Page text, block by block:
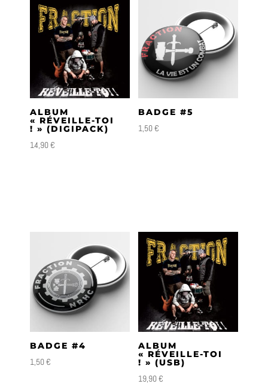
ALBUM
« RÉVEILLE-TOI
! » (DIGIPACK)
14,90€
BADGE #5
1,50€
BADGE #4
1,50€
ALBUM
« RÉVEILLE-TOI
! » (USB)
19,90€